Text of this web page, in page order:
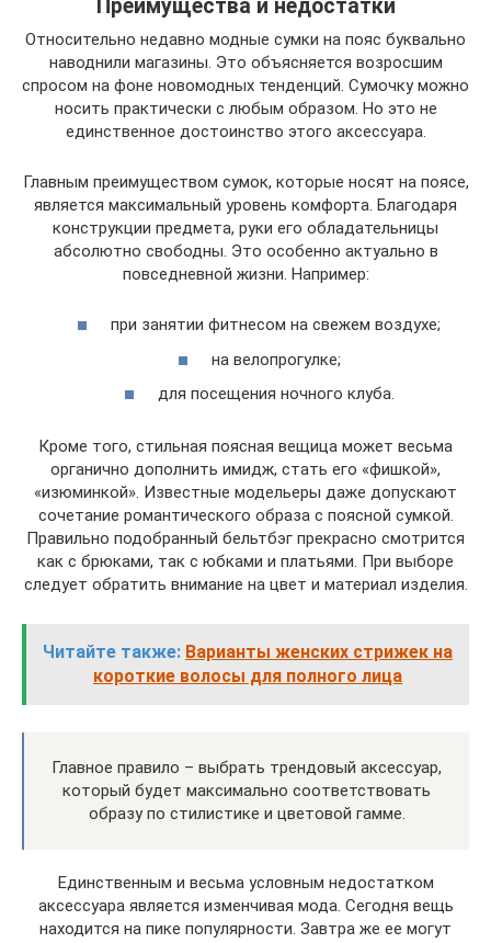
Преимущества и недостатки
Относительно недавно модные сумки на пояс буквально
наводнили магазины. Это объясняется возросшим
спросом на фоне новомодных тенденций. Сумочку можно
носить практически с любым образом. Но это не
единственное достоинство этого аксессуара.
Главным преимуществом сумок, которые носят на поясе,
является максимальный уровень комфорта. Благодаря
конструкции предмета, руки его обладательницы
абсолютно свободны. Это особенно актуально в
повседневной жизни. Например:
при занятии фитнесом на свежем воздухе;
на велопрогулке;
для посещения ночного клуба.
Кроме того, стильная поясная вещица может весьма
органично дополнить имидж, стать его «фишкой»,
«изюминкой». Известные модельеры даже допускают
сочетание романтического образа с поясной сумкой.
Правильно подобранный бельтбэг прекрасно смотрится
как с брюками, так с юбками и платьями. При выборе
следует обратить внимание на цвет и материал изделия.
Читайте также: Варианты женских стрижек на
короткие волосы для полного лица
Главное правило – выбрать трендовый аксессуар,
который будет максимально соответствовать
образу по стилистике и цветовой гамме.
Единственным и весьма условным недостатком
аксессуара является изменчивая мода. Сегодня вещь
находится на пике популярности. Завтра же ее могут